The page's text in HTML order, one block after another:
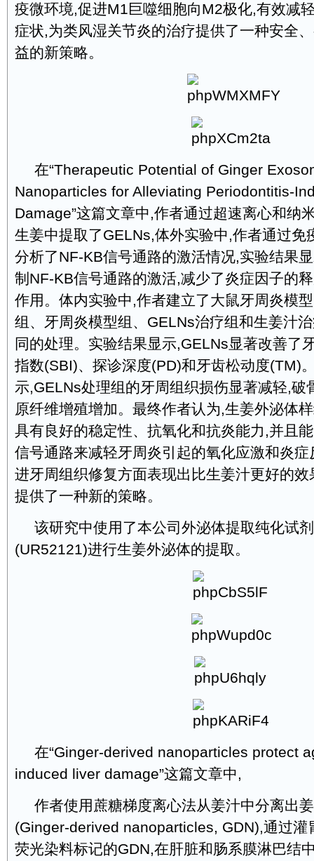
疫微环境,促进M1巨噬细胞向M2极化,有效减
症状,为类风湿关节炎的治疗提供了一种安全
益的新策略。
在“Therapeutic Potential of Ginger
Nanoparticles for Alleviating Periodontitis-
Damage”这篇文章中,作者通过超速离心和纳
生姜中提取了GELNs,体外实验中,作者通过免
分析了NF-KB信号通路的激活情况,实验结果
制NF-KB信号通路的激活,减少了炎症因子的
作用。体内实验中,作者建立了大鼠牙周炎模
组、牙周炎模型组、GELNs治疗组和生姜汁
同的处理。实验结果显示,GELNs显著改善了
指数(SBI)、探诊深度(PD)和牙齿松动度(TM)
示,GELNs处理组的牙周组织损伤显著减轻,破
原纤维增殖增加。最终作者认为,生姜外泌体
具有良好的稳定性、抗氧化和抗炎能力,并且
信号通路来减轻牙周炎引起的氧化应激和炎
进牙周组织修复方面表现出比生姜汁更好的
提供了一种新的策略。
该研究中使用了本公司外泌体提取纯化试
(UR52121)进行生姜外泌体的提取。
在“Ginger-derived nanoparticles protect
induced liver damage”这篇文章中,
作者使用蔗糖梯度离心法从姜汁中分离出
(Ginger-derived nanoparticles, GDN),通过灌
荧光染料标记的GDN,在肝脏和肠系膜淋巴结